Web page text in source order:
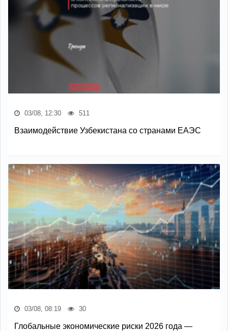
03/08, 12:30 511
Взаимодействие Узбекистана со странами ЕАЭС
03/08, 08:19 30
Глобальные экономические риски 2026 года —